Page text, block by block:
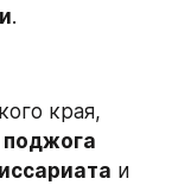
.
края,
поджога
и